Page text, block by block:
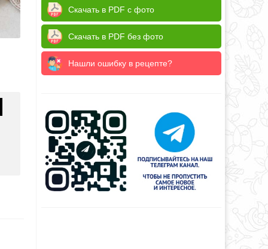
Скачать в PDF с фото
Скачать в PDF без фото
Нашли ошибку в рецепте?